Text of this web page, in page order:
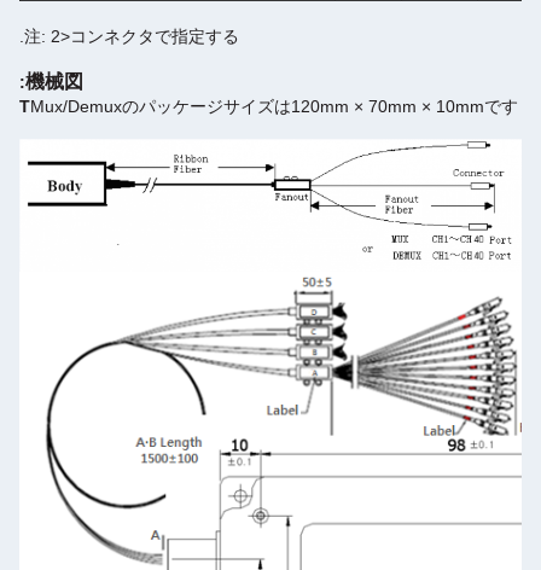
注: 2>コンネクタで指定する.
機械図
:
TMux/Demuxのパッケージサイズは120mm × 70mm × 10mmです